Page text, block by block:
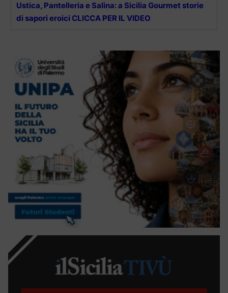
Ustica, Pantelleria e Salina: a Sicilia Gourmet storie
di sapori eroici CLICCA PER IL VIDEO